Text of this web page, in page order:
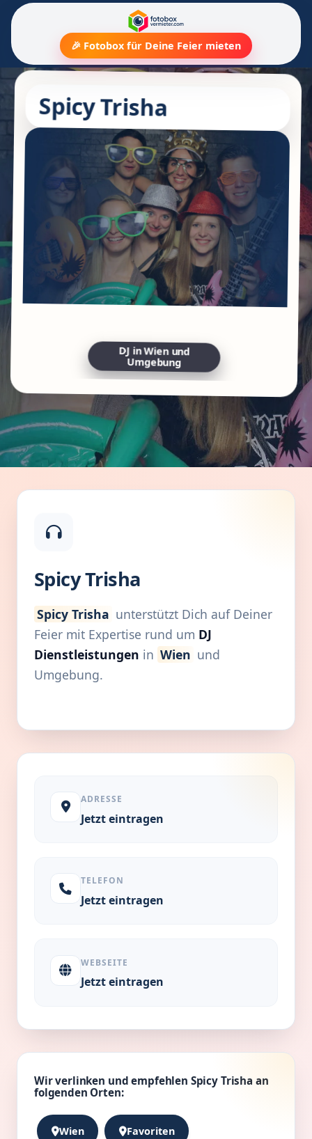
🎉 Fotobox für Deine Feier mieten
Spicy Trisha
DJ in Wien und
Umgebung
Spicy Trisha
Spicy Trisha unterstützt Dich auf Deiner
Feier mit Expertise rund um DJ
Dienstleistungen in Wien und
Umgebung.
ADRESSE
Jetzt eintragen
TELEFON
Jetzt eintragen
WEBSEITE
Jetzt eintragen
Wir verlinken und empfehlen Spicy Trisha an
folgenden Orten:
Wien Favoriten